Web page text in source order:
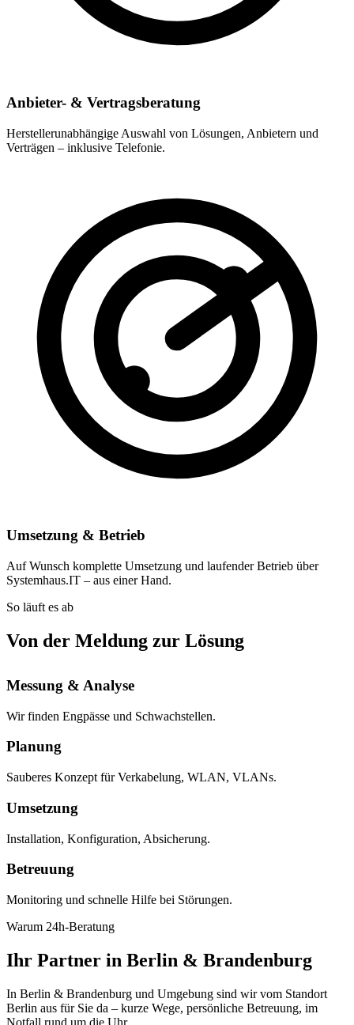
Anbieter- & Vertragsberatung
Herstellerunabhängige Auswahl von Lösungen, Anbietern und
Verträgen – inklusive Telefonie.
Umsetzung & Betrieb
Auf Wunsch komplette Umsetzung und laufender Betrieb über
Systemhaus.IT – aus einer Hand.
So läuft es ab
Von der Meldung zur Lösung
Messung & Analyse
Wir finden Engpässe und Schwachstellen.
Planung
Sauberes Konzept für Verkabelung, WLAN, VLANs.
Umsetzung
Installation, Konfiguration, Absicherung.
Betreuung
Monitoring und schnelle Hilfe bei Störungen.
Warum 24h-Beratung
Ihr Partner in Berlin & Brandenburg
In Berlin & Brandenburg und Umgebung sind wir vom Standort
Berlin aus für Sie da – kurze Wege, persönliche Betreuung, im
Notfall rund um die Uhr.